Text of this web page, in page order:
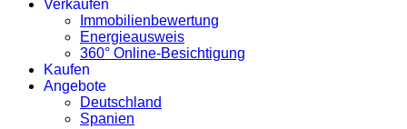
Verkaufen
Immobilienbewertung
Energieausweis
360° Online-Besichtigung
Kaufen
Angebote
Deutschland
Spanien